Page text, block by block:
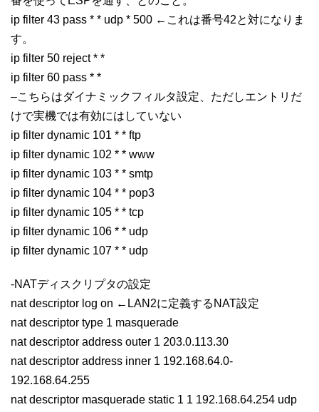
ip filter 43 pass * * udp * 500 ←これは番号42と対になりま
す。
ip filter 50 reject * *
ip filter 60 pass * *
–こちらはダイナミックフィルタ設定、ただしエントリだ
けで実機では有効にはしていない
ip filter dynamic 101 * * ftp
ip filter dynamic 102 * * www
ip filter dynamic 103 * * smtp
ip filter dynamic 104 * * pop3
ip filter dynamic 105 * * tcp
ip filter dynamic 106 * * udp
ip filter dynamic 107 * * udp
-NATディスクリプタの設定
nat descriptor log on ←LAN2に定義するNAT設定
nat descriptor type 1 masquerade
nat descriptor address outer 1 203.0.113.30
nat descriptor address inner 1 192.168.64.0-
192.168.64.255
nat descriptor masquerade static 1 1 192.168.64.254 udp